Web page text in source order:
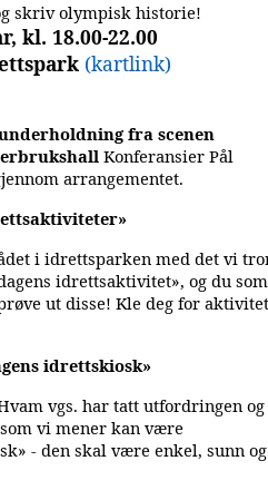
skriv olympisk historie!
kl. 18.00-22.00
(kartlink)
fra scenen
Konferansier Pål
arrangementet.
i idrettsparken med det vi
idrettsaktivitet», og du som
ut disse! Kle deg for aktivitet
idrettskiosk»
vgs. har tatt utfordringen og
vi mener kan være
- den skal være enkel, sunn og